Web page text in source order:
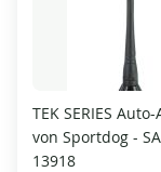
TEK SERIES
von Sportdog -
13918